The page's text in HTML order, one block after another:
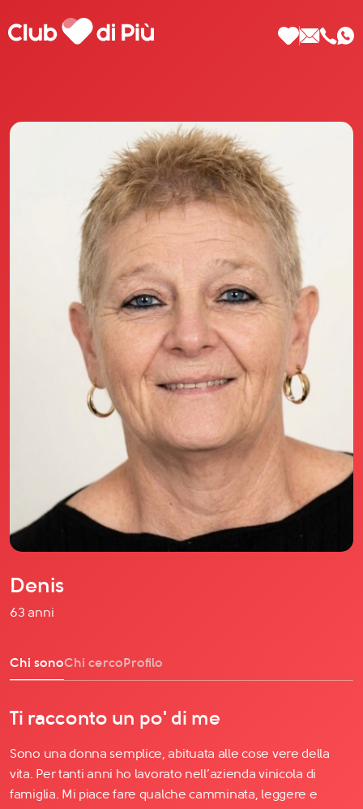
Scopri Club di Più
Le testimonianze Club di Più
La fondatrice Valeria Pilla
Annunci Donne
Agenzia matrimoniale Club di Più
Love Notebook
Il libro Donna di Cuori
Quanto costa Club di Più
Love Academy
Domande Frequenti
Facebook
YouTube
Instagram
TikTok
Denis
63 anni
Chi sonoChi cercoProfilo
Ti racconto un po' di me
Sono una donna semplice, abituata alle cose vere della
vita. Per tanti anni ho lavorato nell’azienda vinicola di
famiglia. Mi piace fare qualche camminata, leggere e